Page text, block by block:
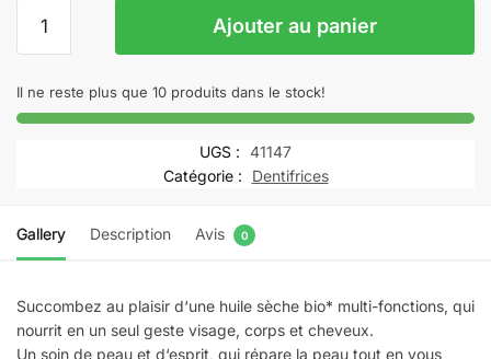
Offre
Huile
+
Rêve
de
Thé
Ajouter au panier
Il ne reste plus que 10 produits dans le stock!
UGS : 41147
Catégorie :
Dentifrices
Gallery Description Avis 0
Succombez au plaisir d‘une huile sèche bio* multi-fonctions, qui
nourrit en un seul geste visage, corps et cheveux.
Un soin de peau et d‘esprit, qui répare la peau tout en vous